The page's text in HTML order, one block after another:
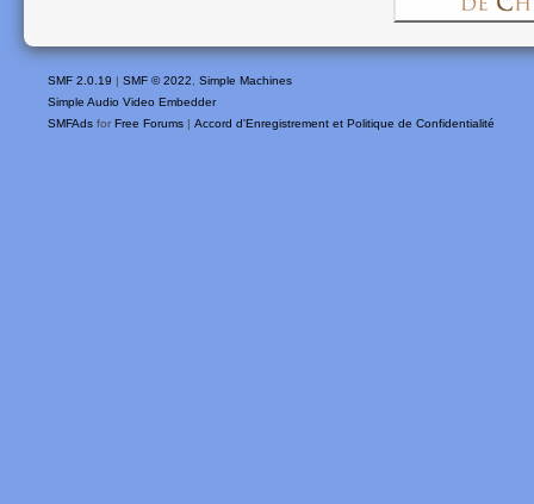
SMF 2.0.19 | SMF © 2022, Simple Machines
Simple Audio Video Embedder
SMFAds for Free Forums | Accord d'Enregistrement et Politique de Confidentialité